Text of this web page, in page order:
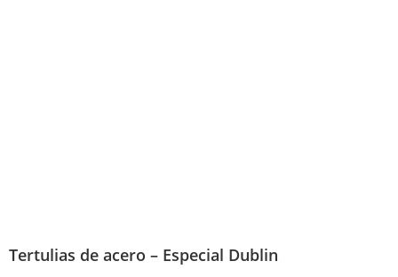
Tertulias de acero – Especial Dublin